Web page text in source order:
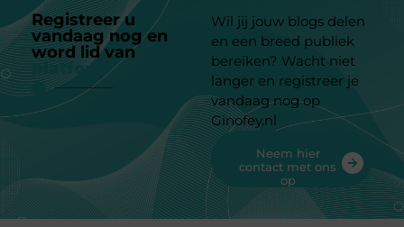
Registreer u
vandaag nog en
word lid van
platform
Wil jij jouw blogs delen
en een breed publiek
bereiken? Wacht niet
langer en registreer je
vandaag nog op
Ginofey.nl
Neem hier
contact met ons
op